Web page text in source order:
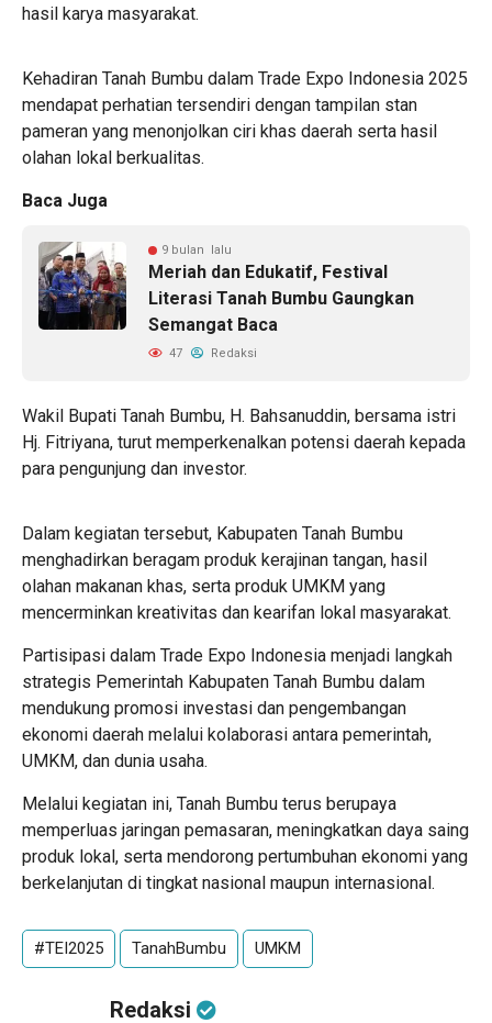
hasil karya masyarakat.
Kehadiran Tanah Bumbu dalam Trade Expo Indonesia 2025
mendapat perhatian tersendiri dengan tampilan stan
pameran yang menonjolkan ciri khas daerah serta hasil
olahan lokal berkualitas.
Baca Juga
9 bulan lalu
Meriah dan Edukatif, Festival
Literasi Tanah Bumbu Gaungkan
Semangat Baca
47 Redaksi
Wakil Bupati Tanah Bumbu, H. Bahsanuddin, bersama istri
Hj. Fitriyana, turut memperkenalkan potensi daerah kepada
para pengunjung dan investor.
Dalam kegiatan tersebut, Kabupaten Tanah Bumbu
menghadirkan beragam produk kerajinan tangan, hasil
olahan makanan khas, serta produk UMKM yang
mencerminkan kreativitas dan kearifan lokal masyarakat.
Partisipasi dalam Trade Expo Indonesia menjadi langkah
strategis Pemerintah Kabupaten Tanah Bumbu dalam
mendukung promosi investasi dan pengembangan
ekonomi daerah melalui kolaborasi antara pemerintah,
UMKM, dan dunia usaha.
Melalui kegiatan ini, Tanah Bumbu terus berupaya
memperluas jaringan pemasaran, meningkatkan daya saing
produk lokal, serta mendorong pertumbuhan ekonomi yang
berkelanjutan di tingkat nasional maupun internasional.
#TEI2025 TanahBumbu UMKM
Redaksi